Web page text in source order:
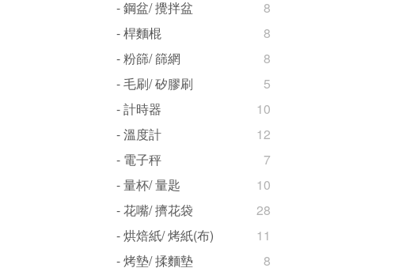
- 鋼盆/ 攪拌盆
8
- 桿麵棍
8
- 粉篩/ 篩網
8
- 毛刷/ 矽膠刷
5
- 計時器
10
- 溫度計
12
- 電子秤
7
- 量杯/ 量匙
10
- 花嘴/ 擠花袋
28
- 烘焙紙/ 烤紙(布)
11
- 烤墊/ 揉麵墊
8